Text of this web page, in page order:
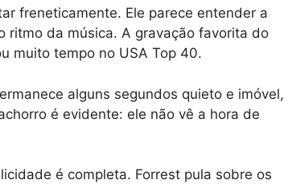
freneticamente. Ele parece entender a
ritmo da música. A gravação favorita do
muito tempo no USA Top 40.
alguns segundos quieto e imóvel,
é evidente: ele não vê a hora de
é completa. Forrest pula sobre os